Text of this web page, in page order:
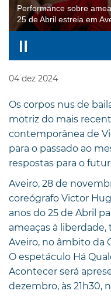
Performance sobre
25 de Abril estreia em
04 dez 2024
Os corpos nus de
motriz do mais
contemporânea de
para o passado ao
respostas para o
Aveiro, 28 de
coreógrafo Victor
anos do 25 de Abril
ameaças à
Aveiro, no âmbito da
O espetáculo Há
Acontecer será
dezembro, às 21h30,